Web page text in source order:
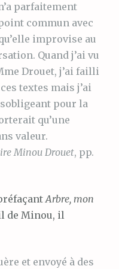
parfaitement
commun avec
improvise au
Quand j’ai vu
Drouet, j’ai failli
textes mais j’ai
pour la
qu’une
valeur.
Minou Drouet, pp.
Arbre, mon
de Minou, il
et envoyé à des